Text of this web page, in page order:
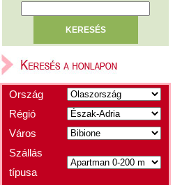
Ország
Régió
Város
Szállás
típusa